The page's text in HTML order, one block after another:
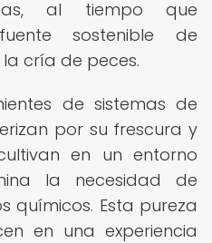
al tiempo que
sostenible de
cría de peces.
de sistemas de
por su frescura y
en un entorno
la necesidad de
químicos. Esta pureza
en una experiencia